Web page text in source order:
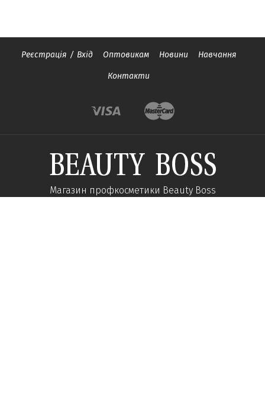
Реєстрація / Вхід Оптовикам Новини Навчання
Контакти
Магазин профкосметики Beauty Boss